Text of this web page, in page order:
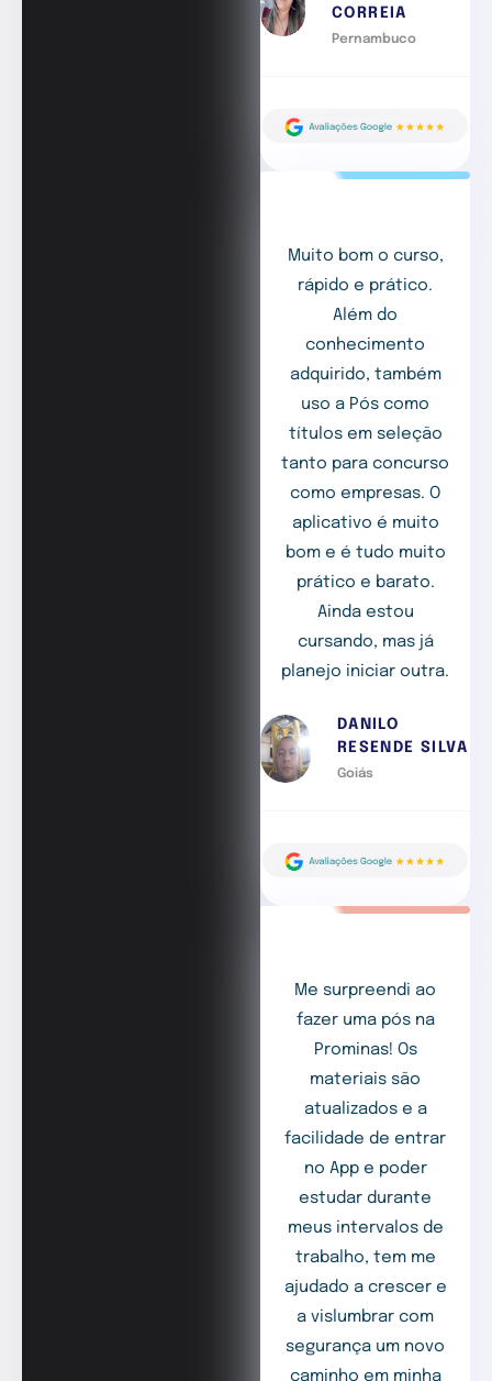
CORREIA
Pernambuco
Muito bom o curso,
rápido e prático.
Além do
conhecimento
adquirido, também
uso a Pós como
títulos em seleção
tanto para concurso
como empresas. O
aplicativo é muito
bom e é tudo muito
prático e barato.
Ainda estou
cursando, mas já
planejo iniciar outra.
DANILO
RESENDE SILVA
Goiás
Me surpreendi ao
fazer uma pós na
Prominas! Os
materiais são
atualizados e a
facilidade de entrar
no App e poder
estudar durante
meus intervalos de
trabalho, tem me
ajudado a crescer e
a vislumbrar com
segurança um novo
caminho em minha